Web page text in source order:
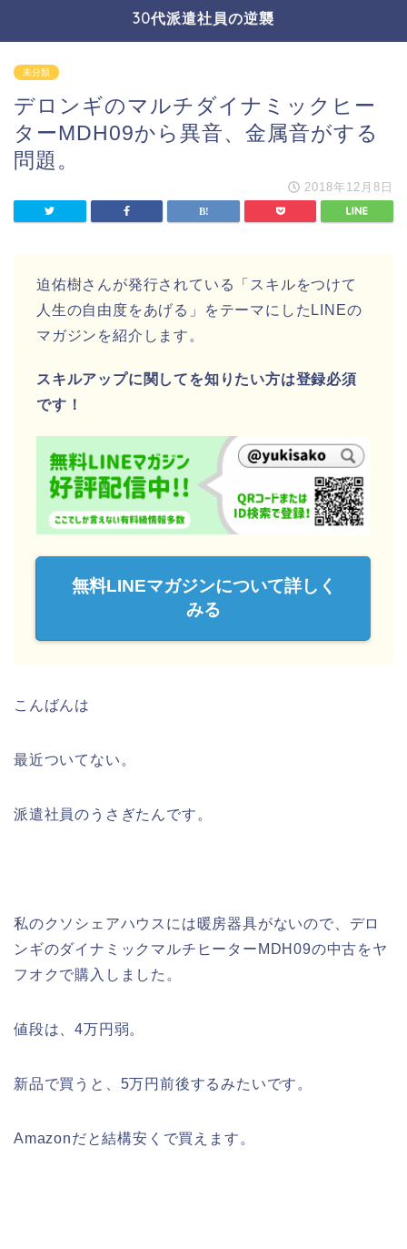
30代派遣社員の逆襲
未分類
デロンギのマルチダイナミックヒー
ターMDH09から異音、金属音がする
問題。
2018年12月8日
迫佑樹さんが発行されている「スキルをつけて
人生の自由度をあげる」をテーマにしたLINEの
マガジンを紹介します。
スキルアップに関してを知りたい方は登録必須
です！
無料LINEマガジンについて詳しく
みる
こんばんは
最近ついてない。
派遣社員のうさぎたんです。
私のクソシェアハウスには暖房器具がないので、デロ
ンギのダイナミックマルチヒーターMDH09の中古をヤ
フオクで購入しました。
値段は、4万円弱。
新品で買うと、5万円前後するみたいです。
Amazonだと結構安くで買えます。